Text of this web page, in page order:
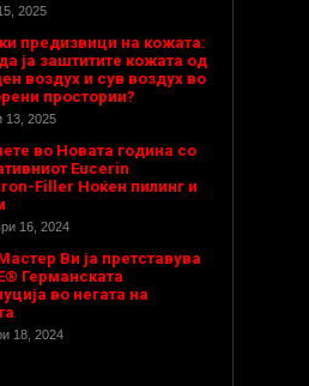
2025
предизвици на кожата:
ја заштитите кожата од
воздух и сув воздух во
простории?
13, 2025
во Новата година со
Eucerin
Filler Ноќен пилинг и
16, 2024
Ви ја претставува
Германската
во негата на
18, 2024